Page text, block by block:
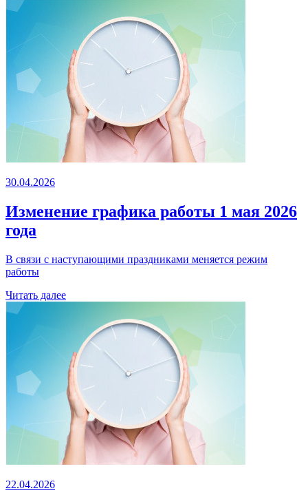
30.04.2026
Изменение графика работы 1 мая 2026
года
В связи с наступающими праздниками меняется режим
работы
Читать далее
22.04.2026